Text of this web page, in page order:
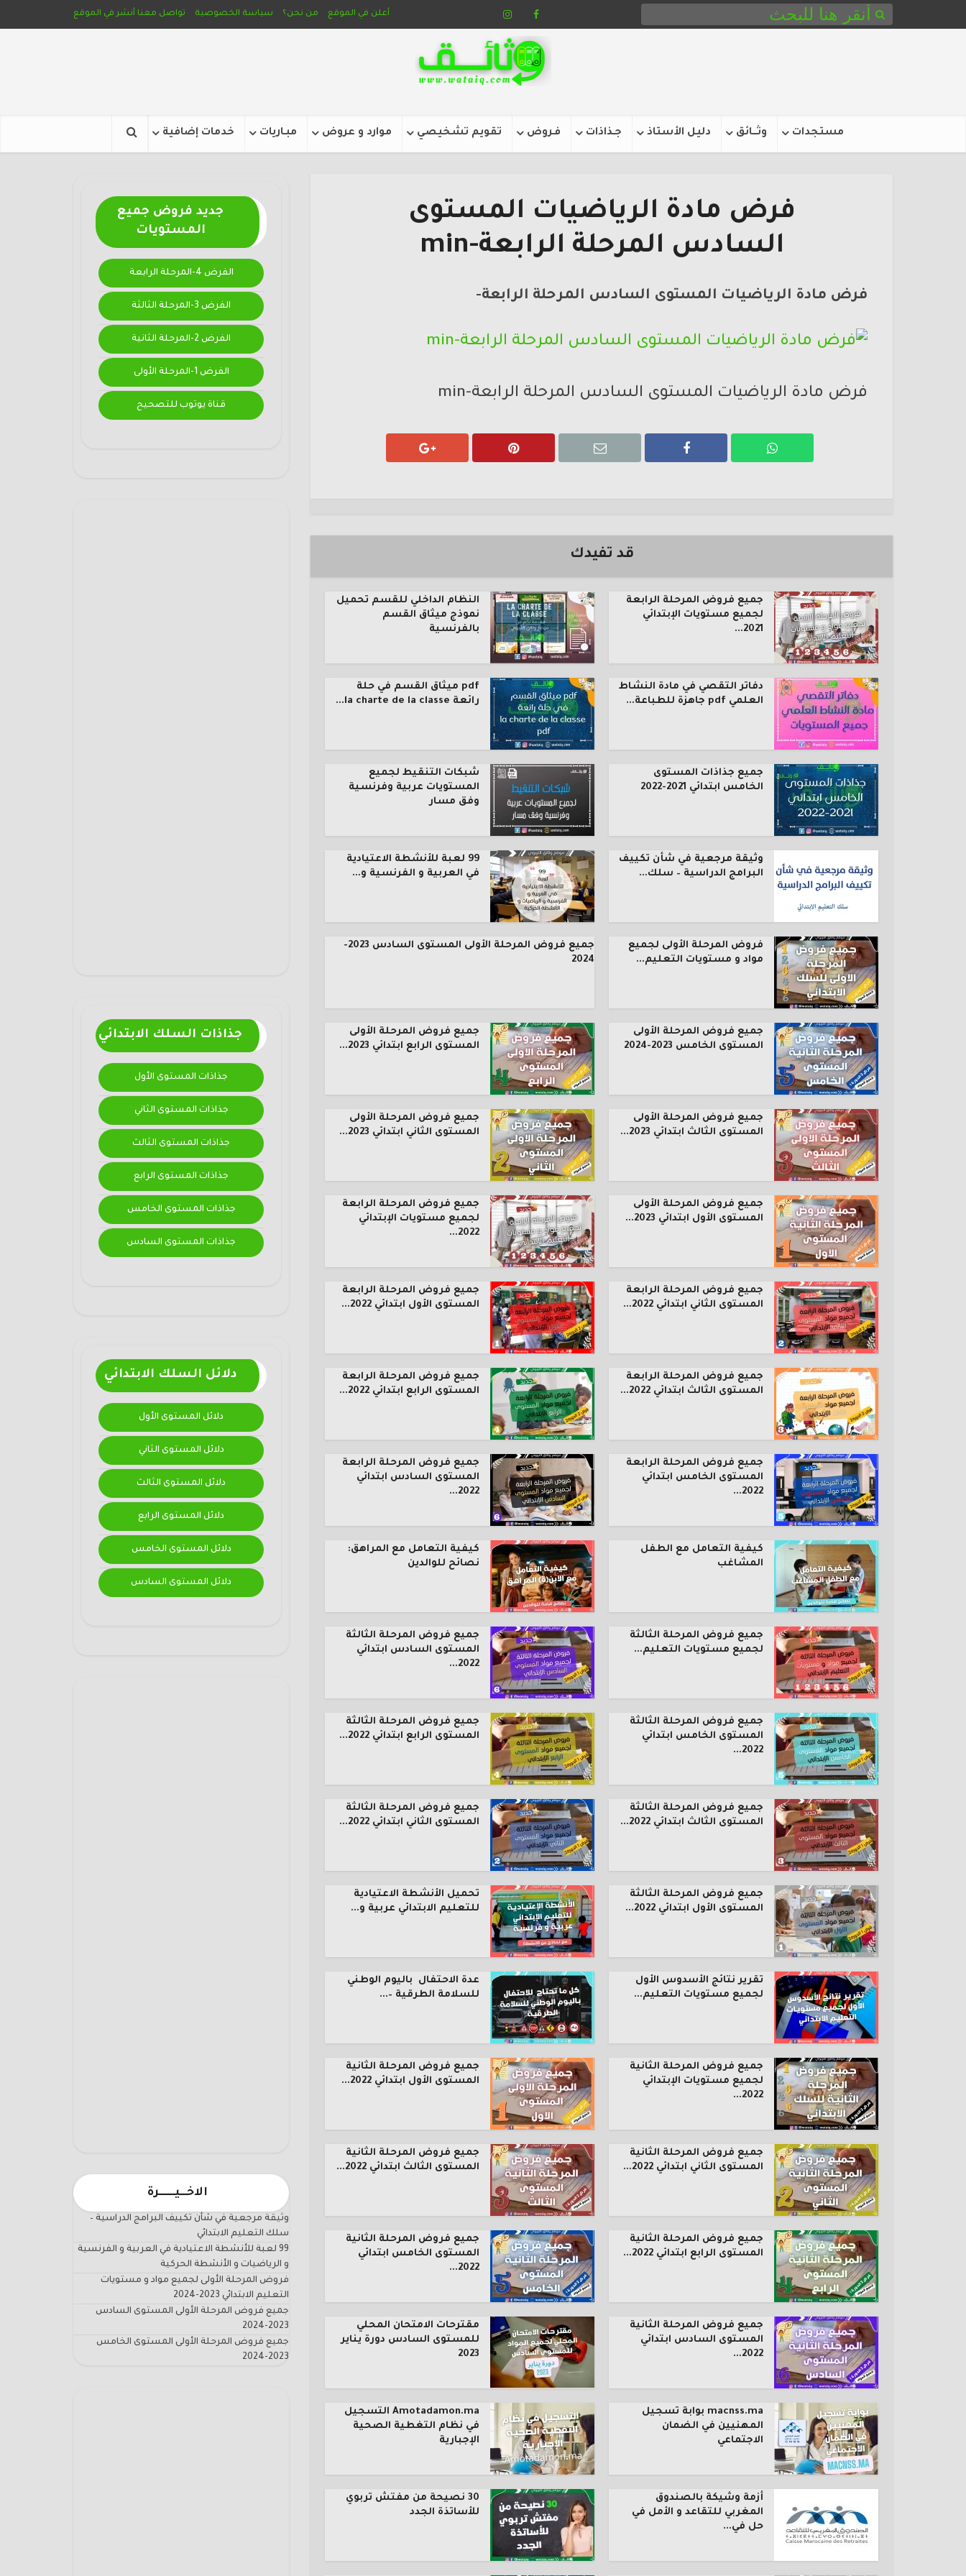
أعلن في الموقع من نحن؟ سياسة الخصوصية تواصل معنا أنشر في الموقع
مستجدات وثـــائق دليل الأستاذ جـذاذات فـروض تقويم تشخيصي موارد و عروض مبـاريات خدمات إضافية
جديد فروض جميع
المستويات
الفرض 4-المرحلة الرابعة
الفرض 3-المرحلة الثالثة
الفرض 2-المرحلة الثانية
الفرض 1-المرحلة الأولى
قناة يوتوب للتصحيح
جذاذات السلك الابتدائي
جذاذات المستوى الأول
جذاذات المستوى الثاني
جذاذات المستوى الثالث
جذاذات المستوى الرابع
جذاذات المستوى الخامس
جذاذات المستوى السادس
دلائل السلك الابتدائي
دلائل المستوى الأول
دلائل المستوى الثاني
دلائل المستوى الثالث
دلائل المستوى الرابع
دلائل المستوى الخامس
دلائل المستوى السادس
الاخـــيـــــــرة
وثيقة مرجعية في شأن تكييف البرامج الدراسية –
سلك التعليم الابتدائي
99 لعبة للأنشطة الاعتيادية في العربية و الفرنسية
و الرياضيات و الأنشطة الحركية
فروض المرحلة الأولى لجميع مواد و مستويات
التعليم الابتدائي 2023-2024
جميع فروض المرحلة الأولى المستوى السادس
2023-2024
جميع فروض المرحلة الأولى المستوى الخامس
2023-2024
فرض مادة الرياضيات المستوى
السادس المرحلة الرابعة-min
فرض مادة الرياضيات المستوى السادس المرحلة الرابعة-
فرض مادة الرياضيات المستوى السادس المرحلة الرابعة-min
قد تفيدك
جميع فروض المرحلة الرابعة
لجميع مستويات الإبتدائي
2021...
النظام الداخلي للقسم تحميل
نموذج ميثاق القسم
بالفرنسية
دفاتر التقصي في مادة النشاط
العلمي pdf جاهزة للطباعة...
pdf ميثاق القسم في حلة
رائعة la charte de la classe...
جميع جذاذات المستوى
الخامس ابتدائي 2021-2022
شبكات التنقيط لجميع
المستويات عربية وفرنسية
وفق مسار
وثيقة مرجعية في شأن تكييف
البرامج الدراسية – سلك...
99 لعبة للأنشطة الاعتيادية
في العربية و الفرنسية و...
فروض المرحلة الأولى لجميع
مواد و مستويات التعليم...
جميع فروض المرحلة الأولى المستوى السادس 2023-
2024
جميع فروض المرحلة الأولى
المستوى الخامس 2023-2024
جميع فروض المرحلة الأولى
المستوى الرابع ابتدائي 2023...
جميع فروض المرحلة الأولى
المستوى الثالث ابتدائي 2023...
جميع فروض المرحلة الأولى
المستوى الثاني ابتدائي 2023...
جميع فروض المرحلة الأولى
المستوى الأول ابتدائي 2023...
جميع فروض المرحلة الرابعة
لجميع مستويات الإبتدائي
2022...
جميع فروض المرحلة الرابعة
المستوى الثاني ابتدائي 2022...
جميع فروض المرحلة الرابعة
المستوى الأول ابتدائي 2022...
جميع فروض المرحلة الرابعة
المستوى الثالث ابتدائي 2022...
جميع فروض المرحلة الرابعة
المستوى الرابع ابتدائي 2022...
جميع فروض المرحلة الرابعة
المستوى الخامس ابتدائي
2022...
جميع فروض المرحلة الرابعة
المستوى السادس ابتدائي
2022...
كيفية التعامل مع الطفل
المشاغب
كيفية التعامل مع المراهق:
نصائح للوالدين
جميع فروض المرحلة الثالثة
لجميع مستويات التعليم...
جميع فروض المرحلة الثالثة
المستوى السادس ابتدائي
2022...
جميع فروض المرحلة الثالثة
المستوى الخامس ابتدائي
2022...
جميع فروض المرحلة الثالثة
المستوى الرابع ابتدائي 2022...
جميع فروض المرحلة الثالثة
المستوى الثالث ابتدائي 2022...
جميع فروض المرحلة الثالثة
المستوى الثاني ابتدائي 2022...
جميع فروض المرحلة الثالثة
المستوى الأول ابتدائي 2022...
تحميل الأنشطة الاعتيادية
للتعليم الابتدائي عربية و...
تقرير نتائج الأسدوس الأول
لجميع مستويات التعليم...
عدة الاحتفال باليوم الوطني
للسلامة الطرقية –...
جميع فروض المرحلة الثانية
لجميع مستويات الإبتدائي
2022...
جميع فروض المرحلة الثانية
المستوى الأول ابتدائي 2022...
جميع فروض المرحلة الثانية
المستوى الثاني ابتدائي 2022...
جميع فروض المرحلة الثانية
المستوى الثالث ابتدائي 2022...
جميع فروض المرحلة الثانية
المستوى الرابع ابتدائي 2022...
جميع فروض المرحلة الثانية
المستوى الخامس ابتدائي
2022...
جميع فروض المرحلة الثانية
المستوى السادس ابتدائي
2022...
مقترحات الامتحان المحلي
للمستوى السادس دورة يناير
2023
macnss.ma بوابة تسجيل
المهنيين في الضمان
الاجتماعي
Amotadamon.ma التسجيل
في نظام التغطية الصحية
الإجبارية
أزمة وشيكة بالصندوق
المغربي للتقاعد و الأمل في
حل في...
30 نصيحة من مفتش تربوي
للأساتذة الجدد